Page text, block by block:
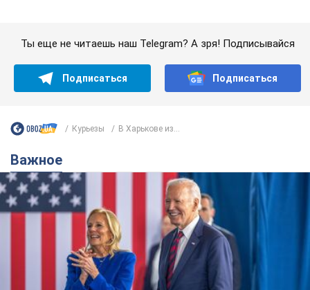
назвала первый симптом, который
сигнализировал о его "агрессивном" раке
Сначала врачи не обратили на это должного внимания
15,6 т.
Отпуск Леси Никитюк в Карпатах
обернулся скандалом: почему